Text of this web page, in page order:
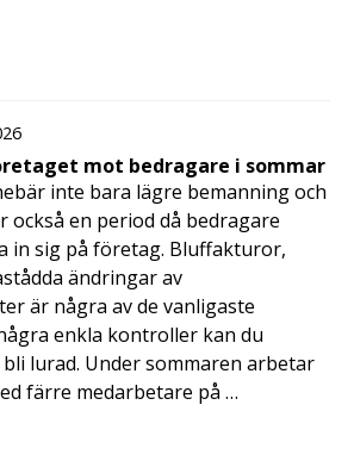
mot bedragare i sommar
inte bara lägre bemanning och
också en period då bedragare
in sig på företag. Bluffakturor,
ändringar av
är några av de vanligaste
enkla kontroller kan du
lurad. Under sommaren arbetar
färre medarbetare på …